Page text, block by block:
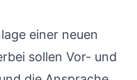
einer neuen
sollen Vor- und